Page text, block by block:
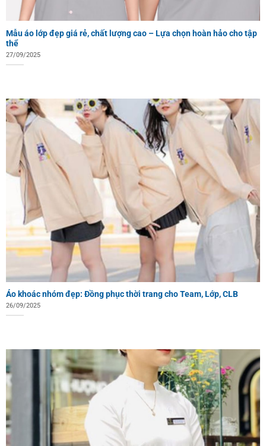
Mẫu áo lớp đẹp giá rẻ, chất lượng cao – Lựa chọn hoàn hảo cho tập
thể
27/09/2025
Áo khoác nhóm đẹp: Đồng phục thời trang cho Team, Lớp, CLB
26/09/2025